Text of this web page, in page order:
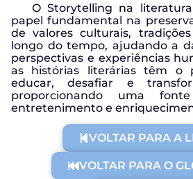
O Storytelling na
papel fundamental na
de valores culturais,
longo do tempo, ajudando a
perspectivas e experiências
as histórias literárias têm o
educar, desafiar e
proporcionando uma
entretenimento e
VOLTAR PARA A
VOLTAR PARA O